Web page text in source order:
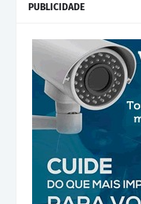
PUBLICIDADE